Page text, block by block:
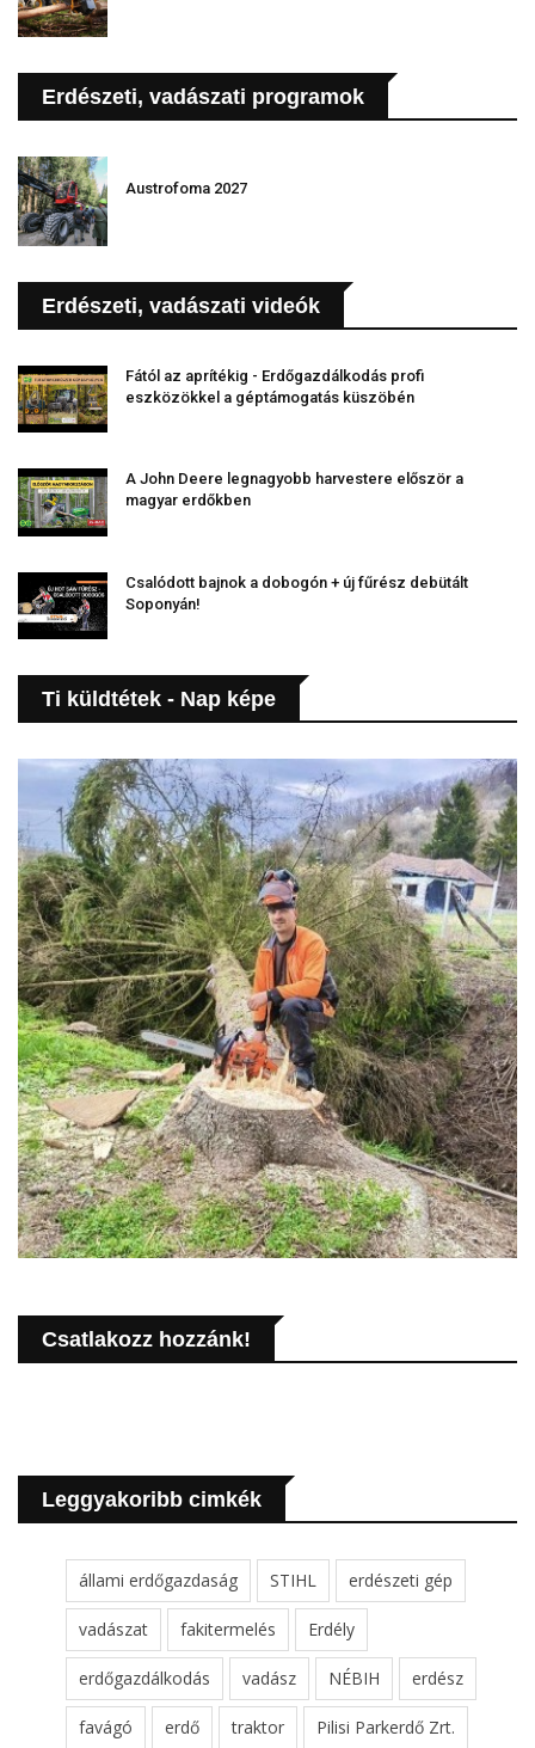
Erdészeti, vadászati programok
Austrofoma 2027
Erdészeti, vadászati videók
Fától az aprítékig - Erdőgazdálkodás profi
eszközökkel a géptámogatás küszöbén
A John Deere legnagyobb harvestere először a
magyar erdőkben
Csalódott bajnok a dobogón + új fűrész debütált
Soponyán!
Ti küldtétek - Nap képe
Csatlakozz hozzánk!
Leggyakoribb cimkék
állami erdőgazdaság STIHL erdészeti gép
vadászat fakitermelés Erdély
erdőgazdálkodás vadász NÉBIH erdész
favágó erdő traktor Pilisi Parkerdő Zrt.